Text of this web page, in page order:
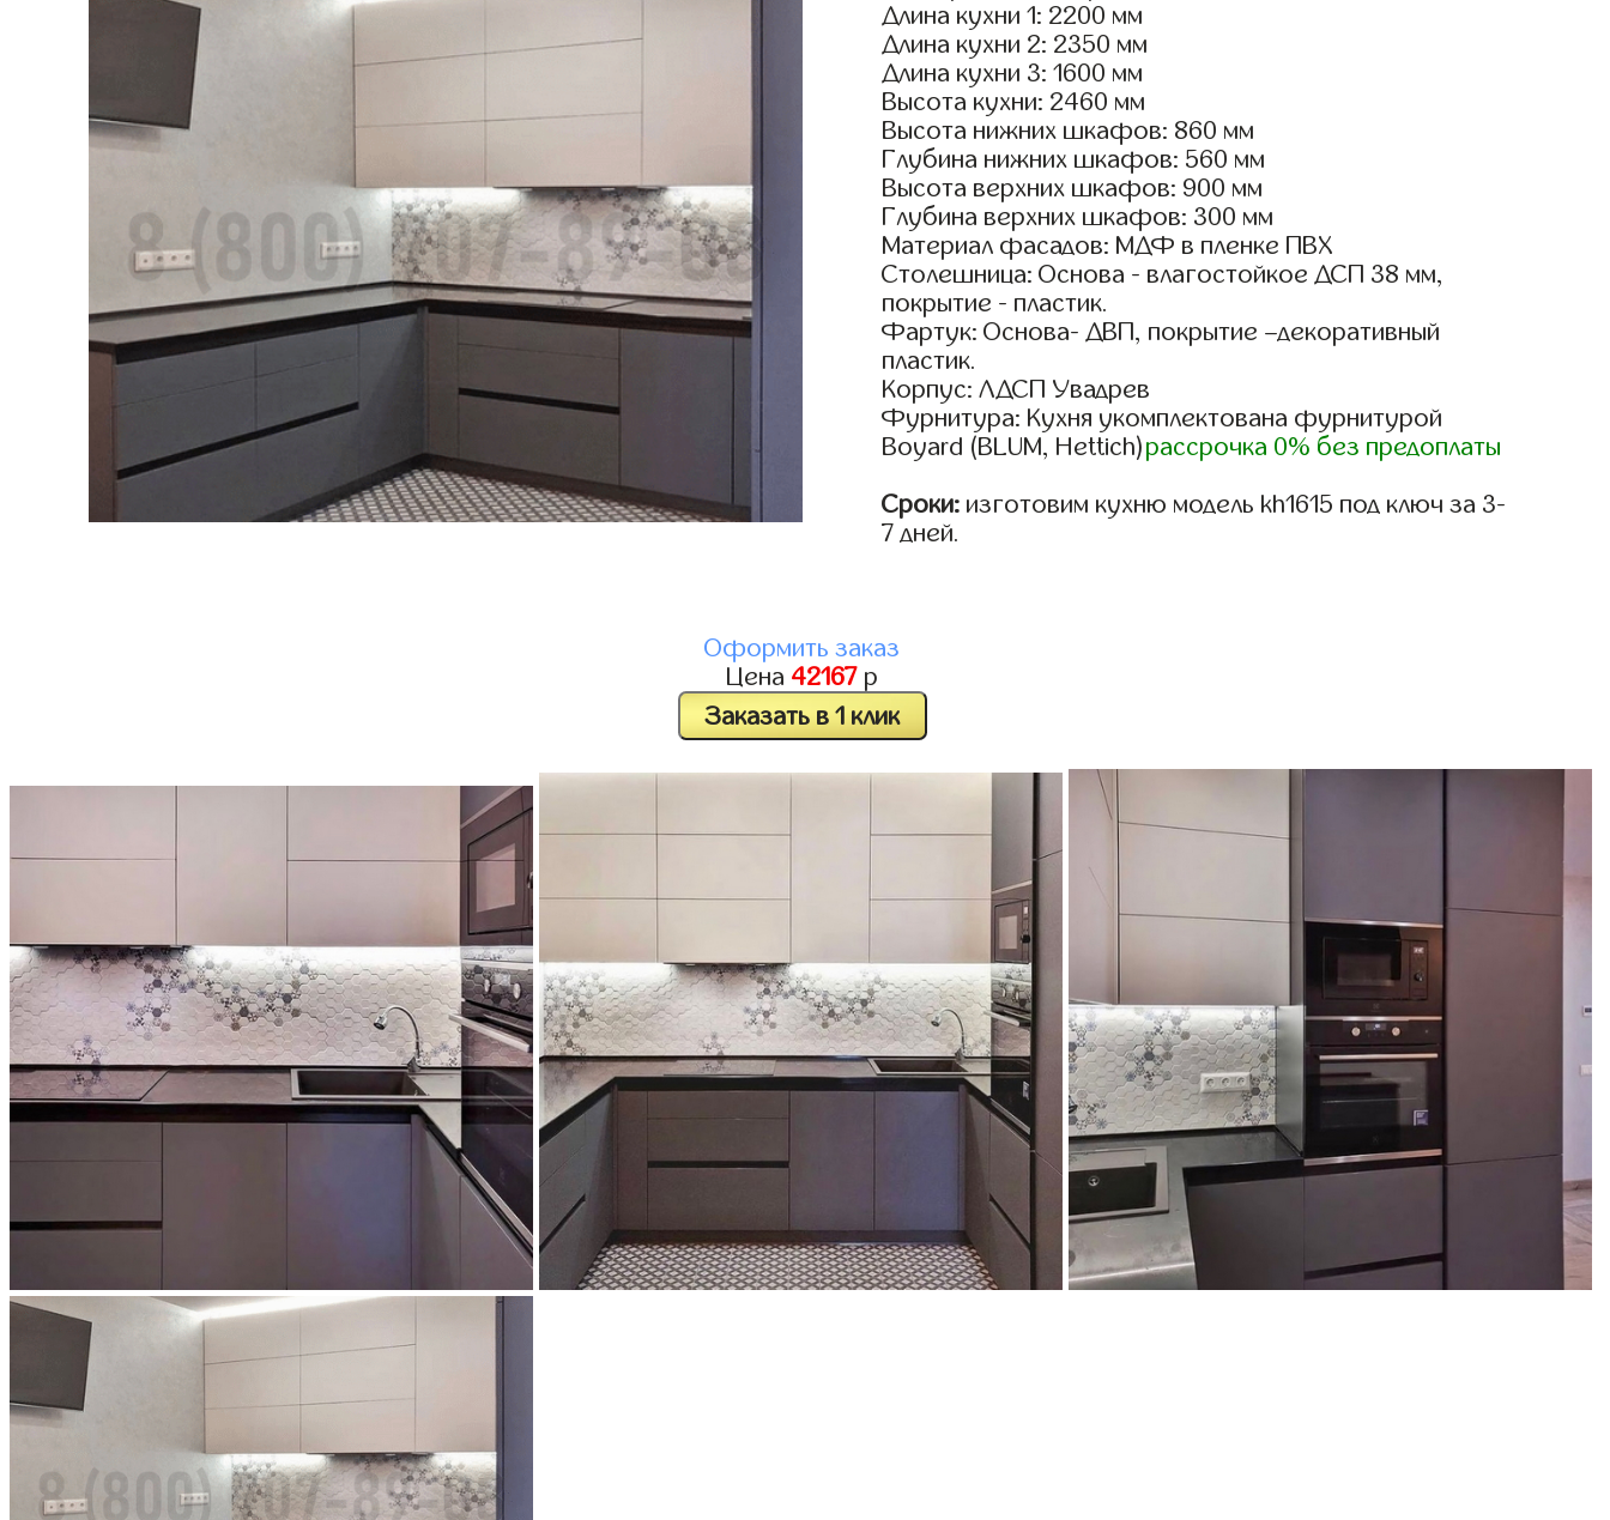
Длина кухни 1: 2200 мм
Длина кухни 2: 2350 мм
Длина кухни 3: 1600 мм
Высота кухни: 2460 мм
Высота нижних шкафов: 860 мм
Глубина нижних шкафов: 560 мм
Высота верхних шкафов: 900 мм
Глубина верхних шкафов: 300 мм
Материал фасадов: МДФ в пленке ПВХ
Столешница: Основа - влагостойкое ДСП 38 мм,
покрытие - пластик.
Фартук: Основа- ДВП, покрытие –декоративный
пластик.
Корпус: ЛДСП Увадрев
Фурнитура: Кухня укомплектована фурнитурой
Boyard (BLUM, Hettich)рассрочка 0% без предоплаты
Сроки: изготовим кухню модель kh1615 под ключ за 3-
7 дней.
Оформить заказ
Цена 42167 р
Заказать в 1 клик